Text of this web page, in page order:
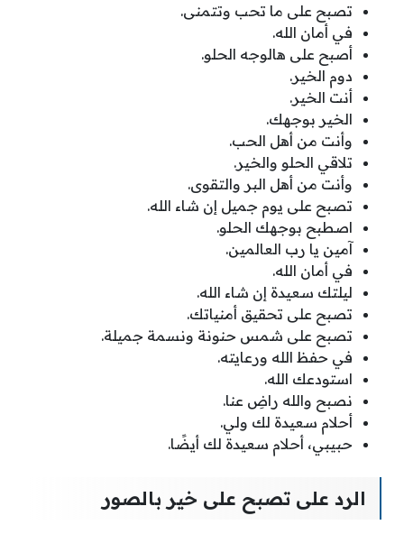
تصبح على ما تحب وتتمنى.
في أمان الله.
أصبح على هالوجه الحلو.
دوم الخير.
أنت الخير.
الخير بوجهك.
وأنت من أهل الحب.
تلاقي الحلو والخير.
وأنت من أهل البر والتقوى.
تصبح على يوم جميل إن شاء الله.
اصطبح بوجهك الحلو.
آمين يا رب العالمين.
في أمان الله.
ليلتك سعيدة إن شاء الله.
تصبح على تحقيق أمنياتك.
تصبح على شمس حنونة ونسمة جميلة.
في حفظ الله ورعايته.
استودعك الله.
نصبح والله راضِ عنا.
أحلام سعيدة لك ولي.
حبيبي، أحلام سعيدة لك أيضًا.
الرد على تصبح على خير بالصور